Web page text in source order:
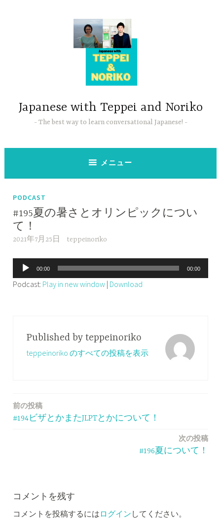
Japanese with Teppei and Noriko
The best way to learn conversational Japanese!
メニュー
PODCAST
#195夏の暑さとオリンピックについ
て！
2021年7月25日 teppeinoriko
声
プ
00:00 00:00
Podcast: Play in new window | Download
Published by teppeinoriko
teppeinoriko のすべての投稿を表示
投
ー
シ
前の投稿
#194ビザとかまたJLPTとかについて！
次の投稿
#196夏について！
コメントを残す
コメントを投稿するには ログイン してください。